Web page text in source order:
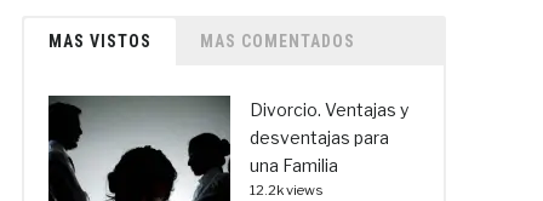
MAS VISTOS MAS COMENTADOS
Divorcio. Ventajas y
desventajas para
una Familia
12.2k views